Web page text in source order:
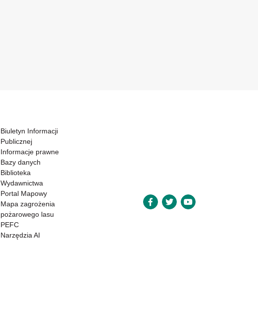
Biuletyn Informacji
Publicznej
Informacje prawne
Bazy danych
Biblioteka
Wydawnictwa
Portal Mapowy
Mapa zagrożenia
pożarowego lasu
PEFC
Narzędzia AI